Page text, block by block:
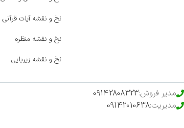
نخ و نقشه آیات قرآنی
نخ و نقشه منظره
نخ و نقشه زیرپایی
مدیر فروش:09142808323
مدیریت:09142010638